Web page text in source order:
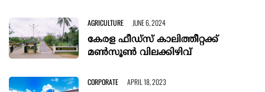
AGRICULTURE JUNE 6, 2024
കേരള ഫീഡ്സ് കാലിത്തീറ്റക്ക്
മൺസൂൺ വിലക്കിഴിവ്
CORPORATE APRIL 18, 2023